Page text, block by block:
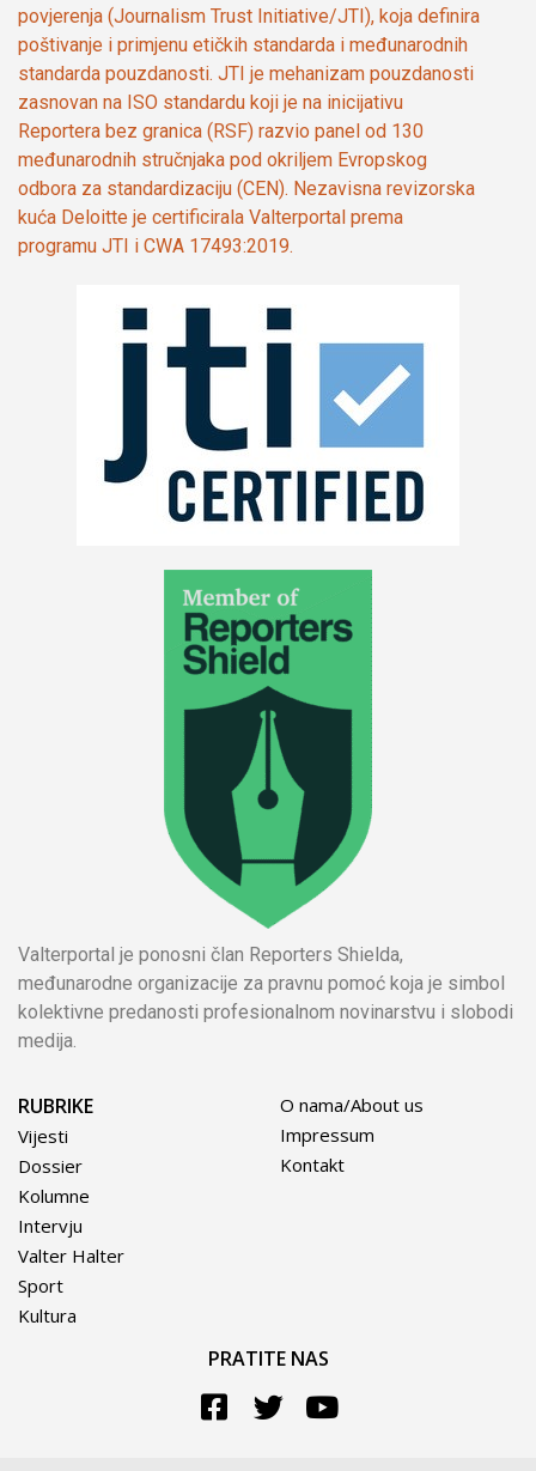
povjerenja (Journalism Trust Initiative/JTI), koja definira
poštivanje i primjenu etičkih standarda i međunarodnih
standarda pouzdanosti. JTI je mehanizam pouzdanosti
zasnovan na ISO standardu koji je na inicijativu
Reportera bez granica (RSF) razvio panel od 130
međunarodnih stručnjaka pod okriljem Evropskog
odbora za standardizaciju (CEN). Nezavisna revizorska
kuća Deloitte je certificirala Valterportal prema
programu JTI i CWA 17493:2019.
Valterportal je ponosni član Reporters Shielda,
međunarodne organizacije za pravnu pomoć koja je simbol
kolektivne predanosti profesionalnom novinarstvu i slobodi
medija.
RUBRIKE
Vijesti
Dossier
Kolumne
Intervju
Valter Halter
Sport
Kultura
O nama/About us
Impressum
Kontakt
PRATITE NAS